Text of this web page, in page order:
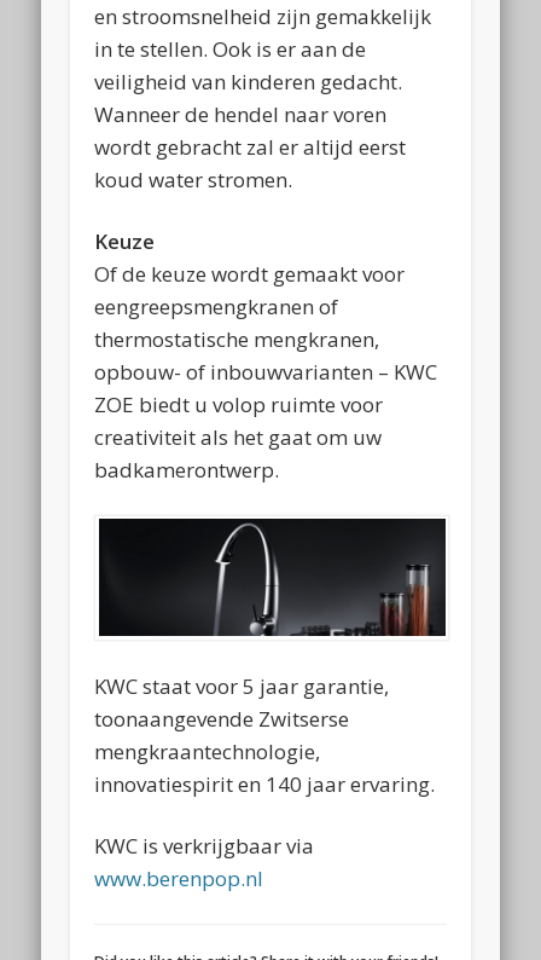
en stroomsnelheid zijn gemakkelijk
in te stellen. Ook is er aan de
veiligheid van kinderen gedacht.
Wanneer de hendel naar voren
wordt gebracht zal er altijd eerst
koud water stromen.
Keuze
Of de keuze wordt gemaakt voor
eengreepsmengkranen of
thermostatische mengkranen,
opbouw- of inbouwvarianten – KWC
ZOE biedt u volop ruimte voor
creativiteit als het gaat om uw
badkamerontwerp.
KWC staat voor 5 jaar garantie,
toonaangevende Zwitserse
mengkraantechnologie,
innovatiespirit en 140 jaar ervaring.
KWC is verkrijgbaar via
www.berenpop.nl